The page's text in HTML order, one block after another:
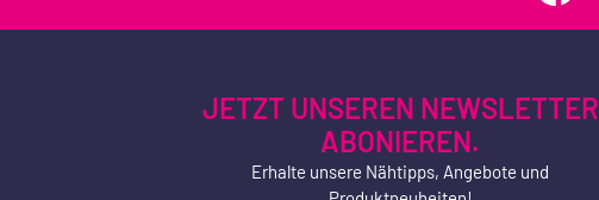
JETZT UNSEREN NEWSLETTER
ABONIEREN.
Erhalte unsere Nähtipps, Angebote und